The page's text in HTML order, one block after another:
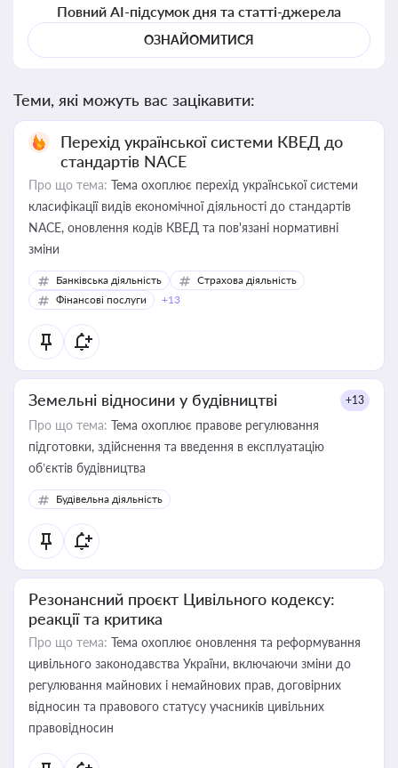
Повний AI-підсумок дня та статті-джерела
ОЗНАЙОМИТИСЯ
Теми, які можуть вас зацікавити:
Перехід української системи КВЕД до
стандартів NACE
Про що тема: Тема охоплює перехід української системи
класифікації видів економічної діяльності до стандартів
NACE, оновлення кодів КВЕД та пов'язані нормативні
зміни
Банківська діяльність
Страхова діяльність
Фінансові послуги
+13
Земельні відносини у будівництві +13
Про що тема: Тема охоплює правове регулювання
підготовки, здійснення та введення в експлуатацію
об’єктів будівництва
Будівельна діяльність
Резонансний проєкт Цивільного кодексу:
реакції та критика
Про що тема: Тема охоплює оновлення та реформування
цивільного законодавства України, включаючи зміни до
регулювання майнових і немайнових прав, договірних
відносин та правового статусу учасників цивільних
правовідносин